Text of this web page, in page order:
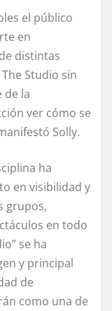
el público
en
distintas
Studio sin
de la
ver cómo se
Solly.
ha
en visibilidad y
grupos,
en todo
se ha
y principal
de
como una de